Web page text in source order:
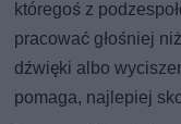
któregoś z
pracować głośniej
dźwięki albo
pomaga, najlepiej